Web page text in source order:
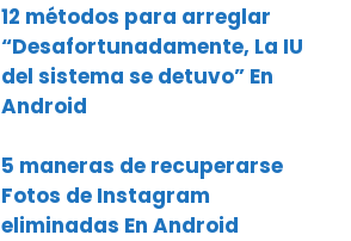
12 métodos para arreglar
“Desafortunadamente, La IU
del sistema se detuvo” En
Android
5 maneras de recuperarse
Fotos de Instagram
eliminadas En Android